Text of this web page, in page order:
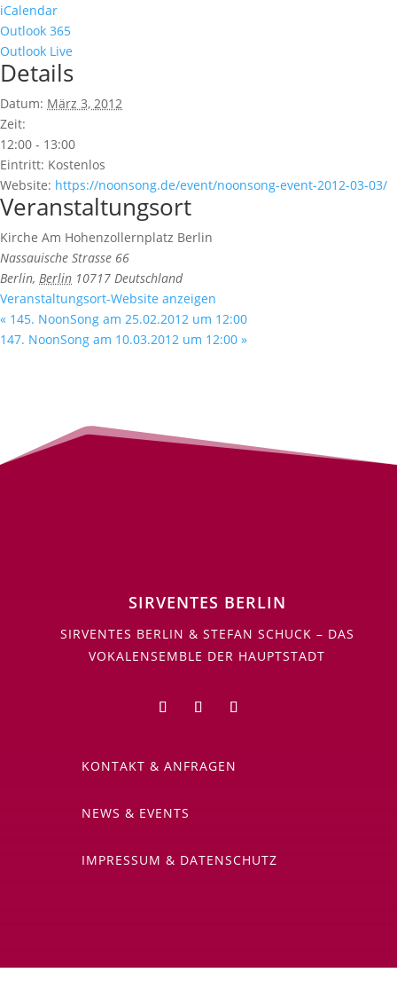
iCalendar
Outlook 365
Outlook Live
Details
Datum: März 3, 2012
Zeit:
12:00 - 13:00
Eintritt: Kostenlos
Website: https://noonsong.de/event/noonsong-event-2012-03-03/
Veranstaltungsort
Kirche Am Hohenzollernplatz Berlin
Nassauische Strasse 66
Berlin, Berlin 10717 Deutschland
Veranstaltungsort-Website anzeigen
« 145. NoonSong am 25.02.2012 um 12:00
147. NoonSong am 10.03.2012 um 12:00 »
SIRVENTES BERLIN
SIRVENTES BERLIN & STEFAN SCHUCK – DAS
VOKALENSEMBLE DER HAUPTSTADT
KONTAKT & ANFRAGEN
NEWS & EVENTS
IMPRESSUM & DATENSCHUTZ